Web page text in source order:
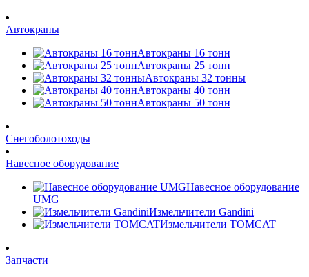
Автокраны
Автокраны 16 тонн
Автокраны 25 тонн
Автокраны 32 тонны
Автокраны 40 тонн
Автокраны 50 тонн
Снегоболотоходы
Навесное оборудование
Навесное оборудование
UMG
Измельчители Gandini
Измельчители TOMCAT
Запчасти